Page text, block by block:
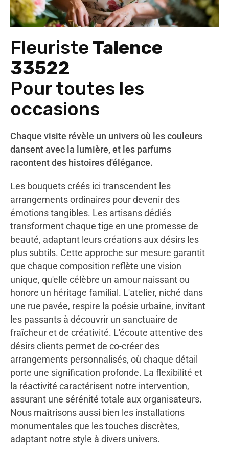
Fleuriste Talence
33522
Pour toutes les
occasions
Chaque visite révèle un univers où les couleurs
dansent avec la lumière, et les parfums
racontent des histoires d'élégance.
Les bouquets créés ici transcendent les
arrangements ordinaires pour devenir des
émotions tangibles. Les artisans dédiés
transforment chaque tige en une promesse de
beauté, adaptant leurs créations aux désirs les
plus subtils. Cette approche sur mesure garantit
que chaque composition reflète une vision
unique, qu'elle célèbre un amour naissant ou
honore un héritage familial. L'atelier, niché dans
une rue pavée, respire la poésie urbaine, invitant
les passants à découvrir un sanctuaire de
fraîcheur et de créativité. L'écoute attentive des
désirs clients permet de co-créer des
arrangements personnalisés, où chaque détail
porte une signification profonde. La flexibilité et
la réactivité caractérisent notre intervention,
assurant une sérénité totale aux organisateurs.
Nous maîtrisons aussi bien les installations
monumentales que les touches discrètes,
adaptant notre style à divers univers.